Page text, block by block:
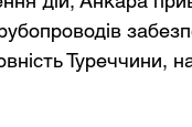
Туреччини,